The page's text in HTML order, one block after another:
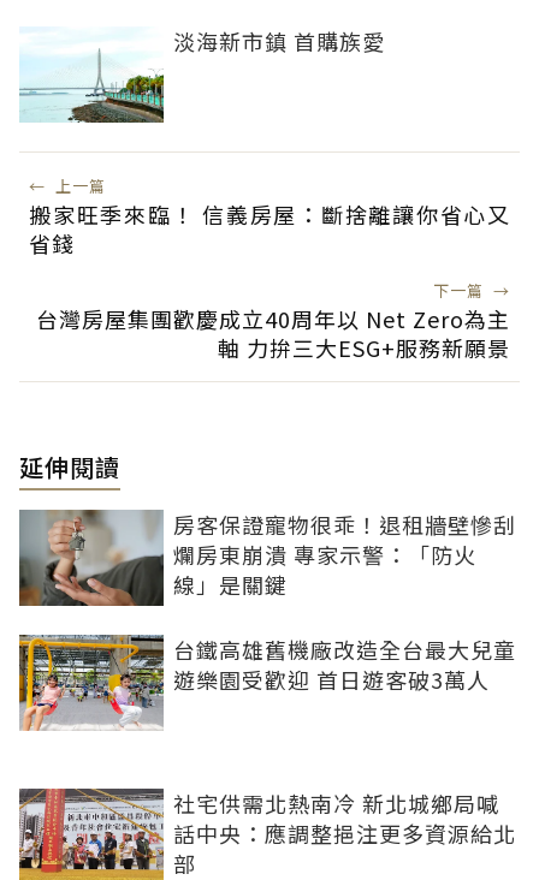
淡海新市鎮 首購族愛
← 上一篇
搬家旺季來臨！ 信義房屋：斷捨離讓你省心又
省錢
下一篇 →
台灣房屋集團歡慶成立40周年以 Net Zero為主
軸 力拚三大ESG+服務新願景
延伸閱讀
房客保證寵物很乖！退租牆壁慘刮
爛房東崩潰 專家示警：「防火
線」是關鍵
台鐵高雄舊機廠改造全台最大兒童
遊樂園受歡迎 首日遊客破3萬人
社宅供需北熱南冷 新北城鄉局喊
話中央：應調整挹注更多資源給北
部